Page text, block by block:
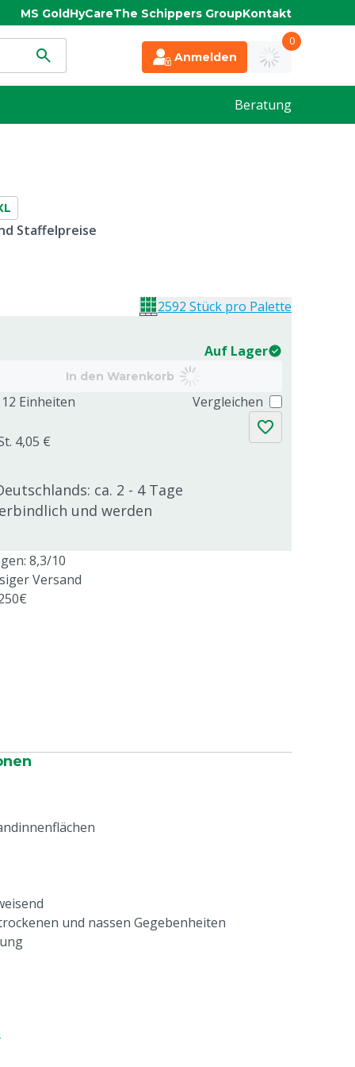
MS GoldHyCareThe Schippers GroupKontakt
Anmelden
0
Beratung
Auf Lager
In den Warenkorb
12 Einheiten
4,05 €
ca. 2 - 4 Tage
und werden
Vergleichen
Staffelpreise
2592 Stück pro Palette
8,3/10
Versand
und nassen Gegebenheiten